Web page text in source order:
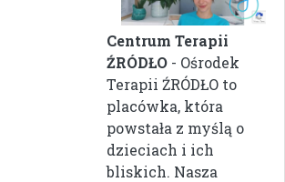
Centrum Terapii
ŹRÓDŁO - Ośrodek
Terapii ŹRÓDŁO to
placówka, która
powstała z myślą o
dzieciach i ich
bliskich. Nasza